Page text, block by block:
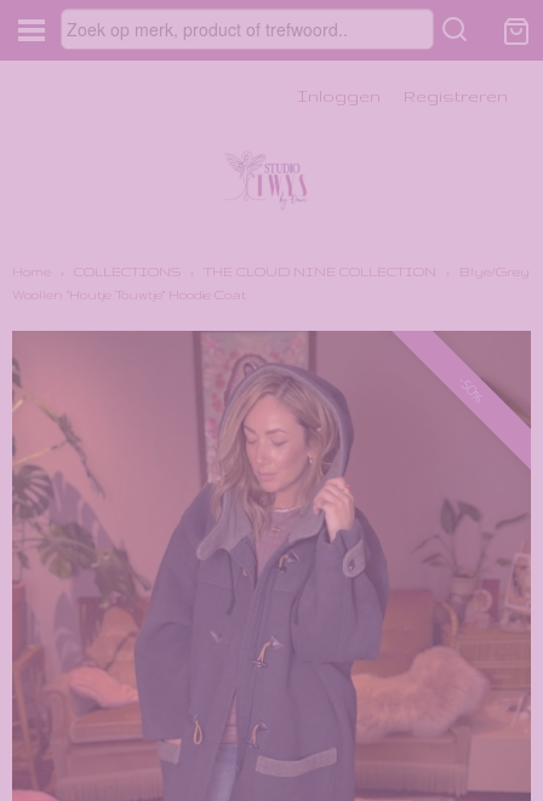
Inloggen Registreren
Home COLLECTIONS THE CLOUD NINE COLLECTION
Blye/Grey
Woollen "Houtje Touwtje" Hoodie Coat
-50%